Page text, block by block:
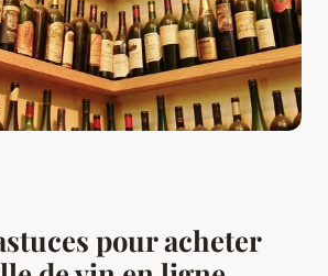
pour acheter